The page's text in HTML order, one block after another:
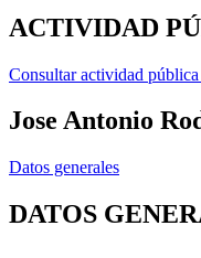
ACTIVIDAD
Consultar actividad
Jose Antonio
Datos generales
DATOS